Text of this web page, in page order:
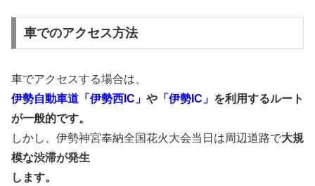
車でのアクセス方法
車でアクセスする場合は、
伊勢自動車道「伊勢西IC」 や 「伊勢IC」 を利用するルート
が一般的です。
しかし、伊勢神宮奉納全国花火大会当日は周辺道路で大規
模な渋滞が発生
します。